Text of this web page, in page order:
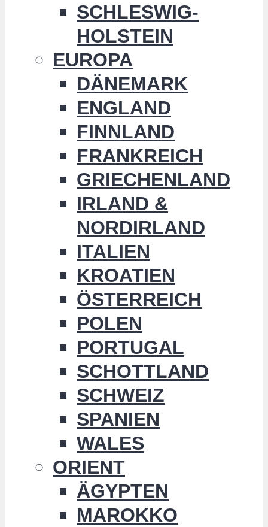
SCHLESWIG-
HOLSTEIN
EUROPA
DÄNEMARK
ENGLAND
FINNLAND
FRANKREICH
GRIECHENLAND
IRLAND &
NORDIRLAND
ITALIEN
KROATIEN
ÖSTERREICH
POLEN
PORTUGAL
SCHOTTLAND
SCHWEIZ
SPANIEN
WALES
ORIENT
ÄGYPTEN
MAROKKO